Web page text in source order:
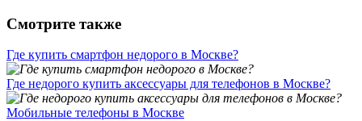
Смотрите также
Где купить смартфон недорого в Москве?
Где недорого купить аксессуары для телефонов в Москве?
Мобильные телефоны в Москве